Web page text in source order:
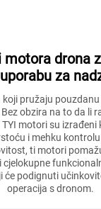
motora drona
za
pružaju
obzira na to da li
motori su izrađeni
i mehku
ti motori
cjelokupne
će podignuti
operacija s dronom.